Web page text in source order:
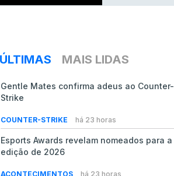
ÚLTIMAS MAIS LIDAS
Gentle Mates confirma adeus ao Counter-
Strike
COUNTER-STRIKE há 23 horas
Esports Awards revelam nomeados para a
edição de 2026
ACONTECIMENTOS há 23 horas